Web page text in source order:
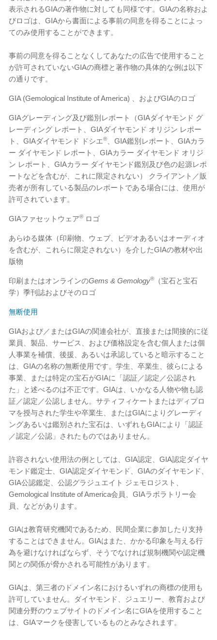
表示されるGIAの著作物に対しても同様です。GIAの名称およ
びロゴは、GIAから書面による事前の同意を得ることによっ
てのみ使用することができます。
事前の同意を得ることなくしてあなたの広告で使用すること
が許可されていないGIAの商標と著作物の具体的な例は以下
の通りです。
GIA (Gemological Institute of America) 、およびGIAのロゴ
GIAグレーディング及び鑑別レポート（GIAダイヤモンド グ
レーディング レポート、GIAダイヤモンド オリジン レポー
ト、GIAダイヤモンド ドシエ®
、GIA鑑別レポート、GIAカラ
ー ダイヤモンド レポート、GIAカラー ダイヤモンド オリジ
ン レポート、GIAカラー ダイヤモンド鑑別及び色の起源レポ
ートなどを含むが、これに限定されない） クライアント／販
売者が所有している製品のレポートである場合には、使用が
許可されています。
GIAファセットウェア® ロゴ
あらゆる媒体（印刷物、ウェブ、ビデオあるいはオーディオ
を含むが、これらに限定されない）を介したGIAの教材や出
版物
印刷またはオンラインのGems & Gemology®
（宝石と宝石
学）季刊誌およびそのロゴ
無断使用
GIAおよび／またはGIAの関連会社が、直接または間接的に従
業員、製品、サービス、および価格設定を含む個人または個
人事業を補償、後援、あるいは承認していると暗示すること
は、GIAの名称の無断使用です。学生、卒業生、彼らによる
事業、または特定の宝石がGIAに「認証／認定／公認され
た」と述べるのは不正です。GIAは、いかなる人物や物も認
証／認定／公認しません。サティフィケートまたはディプロ
マを授与された学生や卒業生、またはGIAによりグレーディ
ングあるいは鑑別された宝石は、いずれもGIAにより「認証
／認定／公認」されたものではありません。
許容されない使用法の例としては、GIA認定、GIA認定ダイヤ
モンド鑑定士、GIA認定ダイヤモンド、GIAのダイヤモンド、
GIA公認鑑定、公認グラジュエイト ジェモロジスト、
Gemological Institute of America会員、GI​​Aラボラトリー会
員、などがあります。
GIAは教育研究機関であるため、民間企業に参加したり支持
することはできません。GIAはまた、かかる印象を与える行
為を避けなければならず、そうでなければ規制機関や認定機
関との関係が脅かされる可能性があります。
GIAは、第三者のドメイン名におけるいずれの商標の使用も
許可していません。ダイヤモンド、ジュエリー、教育および
関連分野のウェブサイトのドメイン名にGIAを使用すること
は、GIAマークを侵害しているものとみなされます。